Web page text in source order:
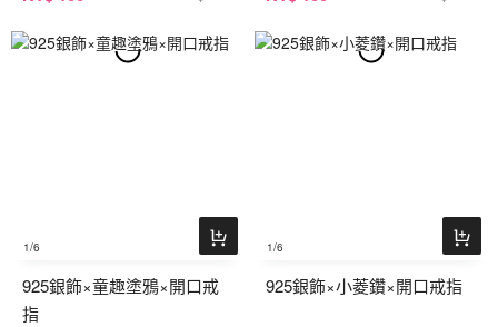
1/6
925銀飾×童趣塗鴉×開口戒
指
1/6
925銀飾×小菱鑽×開口戒指